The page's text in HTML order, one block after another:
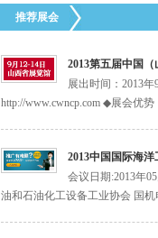
推荐展会
2013第五届中国
展出时间：2013
http://www.cwncp.com ◆展会优
2013中国国际海
会议日期:2013年
油和石油化工设备工业协会 国